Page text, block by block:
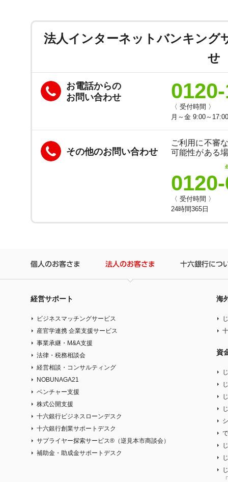
法人インターネットバンキング
せ
お電話からの
お問い合わせ
〈 受付時間 〉
月～金 9:00～17:00
その他のお問い合わせ
ご利用に不審
可能性がある
0120-
〈 受付時間 〉
24時間365日
個人のお客さま 法人のお客さま
経営サポート
ビジネスマッチングサービス
産官学連携 企業支援サービス
事業承継・M&A支援
法律・税務相談会
経営相談・コンサルティング
NOBUNAGA21
ベンチャー支援
株式公開支援
十六銀行ビジネスローンデスク
十六銀行創業サポートデスク
サプライヤー探索サービス®（逆見本市商談会）
補助金・助成金サポートデスク
海
資